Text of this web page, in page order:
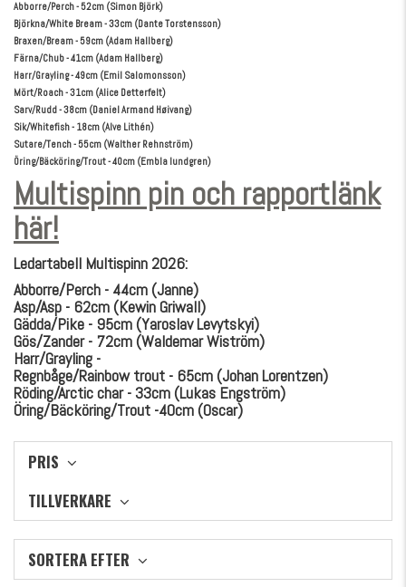
Abborre/Perch - 52cm (Simon Björk)
Björkna/White Bream - 33cm (Dante Torstensson)
Braxen/Bream - 59cm (Adam Hallberg)
Färna/Chub - 41cm (Adam Hallberg)
Harr/Grayling - 49cm (Emil Salomonsson)
Mört/Roach - 31cm (Alice Detterfelt)
Sarv/Rudd - 38cm (Daniel Armand Høivang)
Sik/Whitefish - 18cm (Alve Lithén)
Sutare/Tench - 55cm (Walther Rehnström)
Öring/Bäcköring/Trout - 40cm (Embla lundgren)
Multispinn pin och rapportlänk
här!
Ledartabell Multispinn 2026:
Abborre/Perch - 44cm (Janne)
Asp/Asp - 62cm (Kewin Griwall)
Gädda/Pike - 95cm (Yaroslav Levytskyi)
Gös/Zander - 72cm (Waldemar Wiström)
Harr/Grayling -
Regnbåge/Rainbow trout - 65cm (Johan Lorentzen)
Röding/Arctic char - 33cm (Lukas Engström)
Öring/Bäcköring/Trout -40cm (Oscar)
PRIS
TILLVERKARE
SORTERA EFTER